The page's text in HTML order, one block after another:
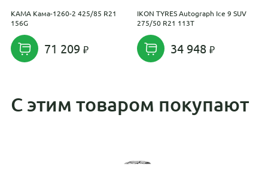
KAMA Кама-1260-2 425/85 R21
156G
71 209
IKON TYRES Autograph Ice 9 SUV
275/50 R21 113T
34 948
С этим товаром покупают